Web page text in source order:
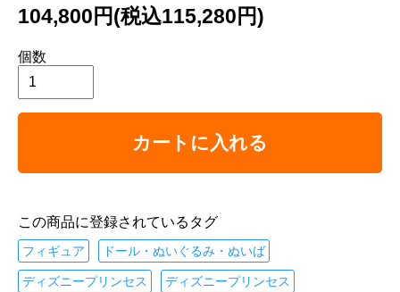
104,800円(税込115,280円)
個数
カートに入れる
この商品に登録されているタグ
フィギュア ドール・ぬいぐるみ・ぬいば
ディズニープリンセス ディズニープリンセス